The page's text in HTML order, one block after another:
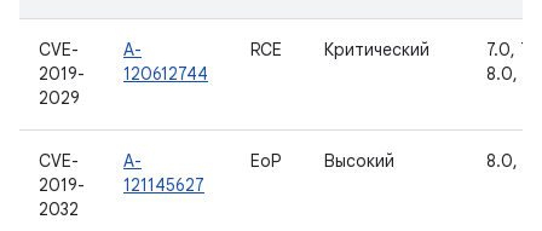
CVE-
2019-
2029
A-
120612744
RCE Критический
7.0,
8.0,
CVE-
2019-
2032
A-
121145627
EoP Высокий 8.0,